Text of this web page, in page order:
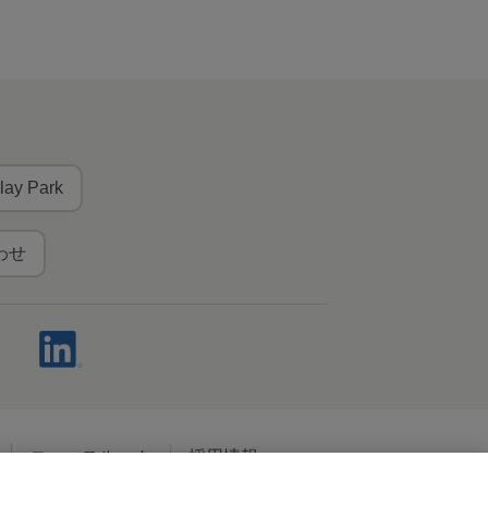
Park
せ
ニュースルーム 採用情報